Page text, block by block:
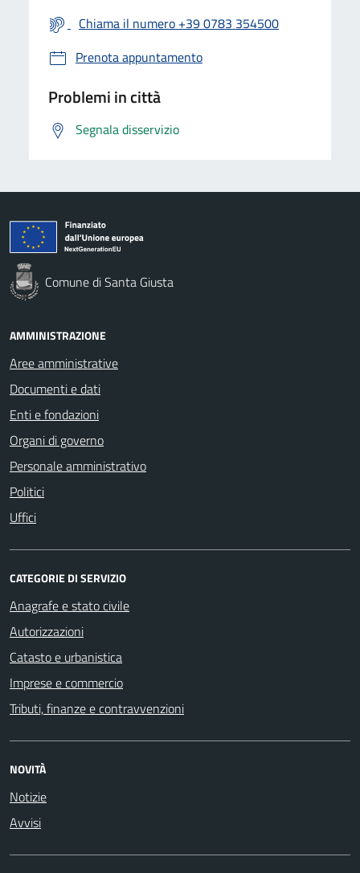
Chiama il numero +39 0783 354500
Prenota appuntamento
Problemi in città
Segnala disservizio
Comune di Santa Giusta
AMMINISTRAZIONE
Aree amministrative
Documenti e dati
Enti e fondazioni
Organi di governo
Personale amministrativo
Politici
Uffici
CATEGORIE DI SERVIZIO
Anagrafe e stato civile
Autorizzazioni
Catasto e urbanistica
Imprese e commercio
Tributi, finanze e contravvenzioni
NOVITÀ
Notizie
Avvisi